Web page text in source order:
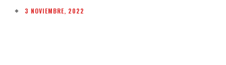
3 NOVIEMBRE, 2022